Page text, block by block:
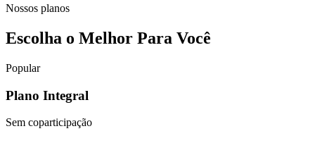
Nossos planos
Escolha o Melhor Para Você
Popular
Plano Integral
Sem coparticipação